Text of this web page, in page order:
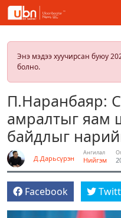
Энэ мэдээ хуучирсан буюу
болно.
П.Наранбаяр:
амралтыг яам
байдлыг
Д.Дарьсүрэн
Ангилал
Нийгэм
Facebook